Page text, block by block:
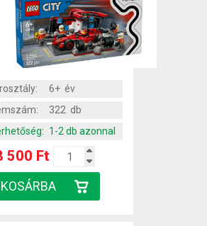
6+ év
322 db
1-2 db azonnal
500 Ft